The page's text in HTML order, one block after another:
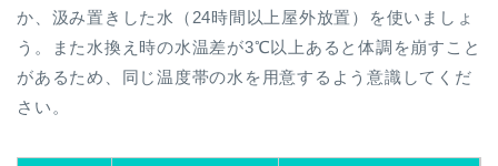
か、汲み置きした水（24時間以上屋外放置）を使いましょ
う。また水換え時の水温差が3℃以上あると体調を崩すこと
があるため、同じ温度帯の水を用意するよう意識してくだ
さい。